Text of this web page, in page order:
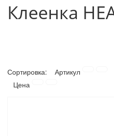
ЛАКОКРАСОЧНЫЕ
Клеенка
Сортировка: Артикул
Цена